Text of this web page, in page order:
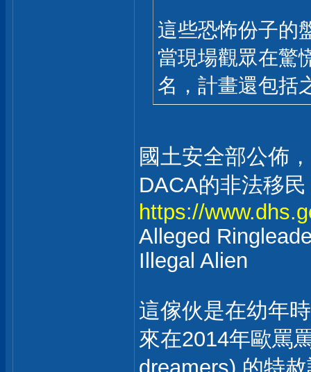
這些恐怖份子的
當現場觀眾在驚
名，計畫還包括
國土安全部公佈
DACA的非法移民
https://
Alleged
Illegal Alien
這傢伙是在幼年
來在2014年歐罵
dreamers) 的特